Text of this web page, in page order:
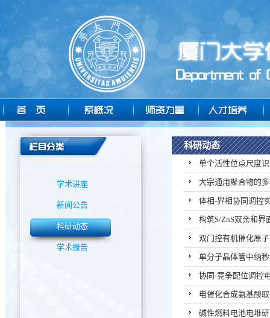
学术讲座
新闻公告
科研动态
学术报告
科研动态
单个活性位点尺度
大宗通用聚合物的
体相-界相协同调控
构筑S/ZnS双亲和界
双门控有机催化原
单分子晶体管中纳
协同-竞争配位调控
电催化合成氨基酸
碱性燃料电池电堆